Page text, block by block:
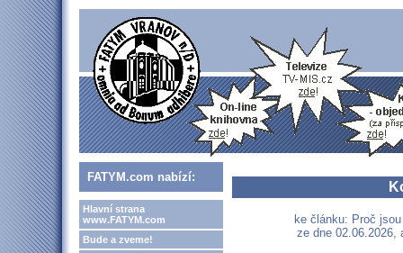
FATYM.com nabízí:
Hlavní strana
www.FATYM.com
Bude a zveme!
ke článku: Proč
ze dne 02.06.2026,